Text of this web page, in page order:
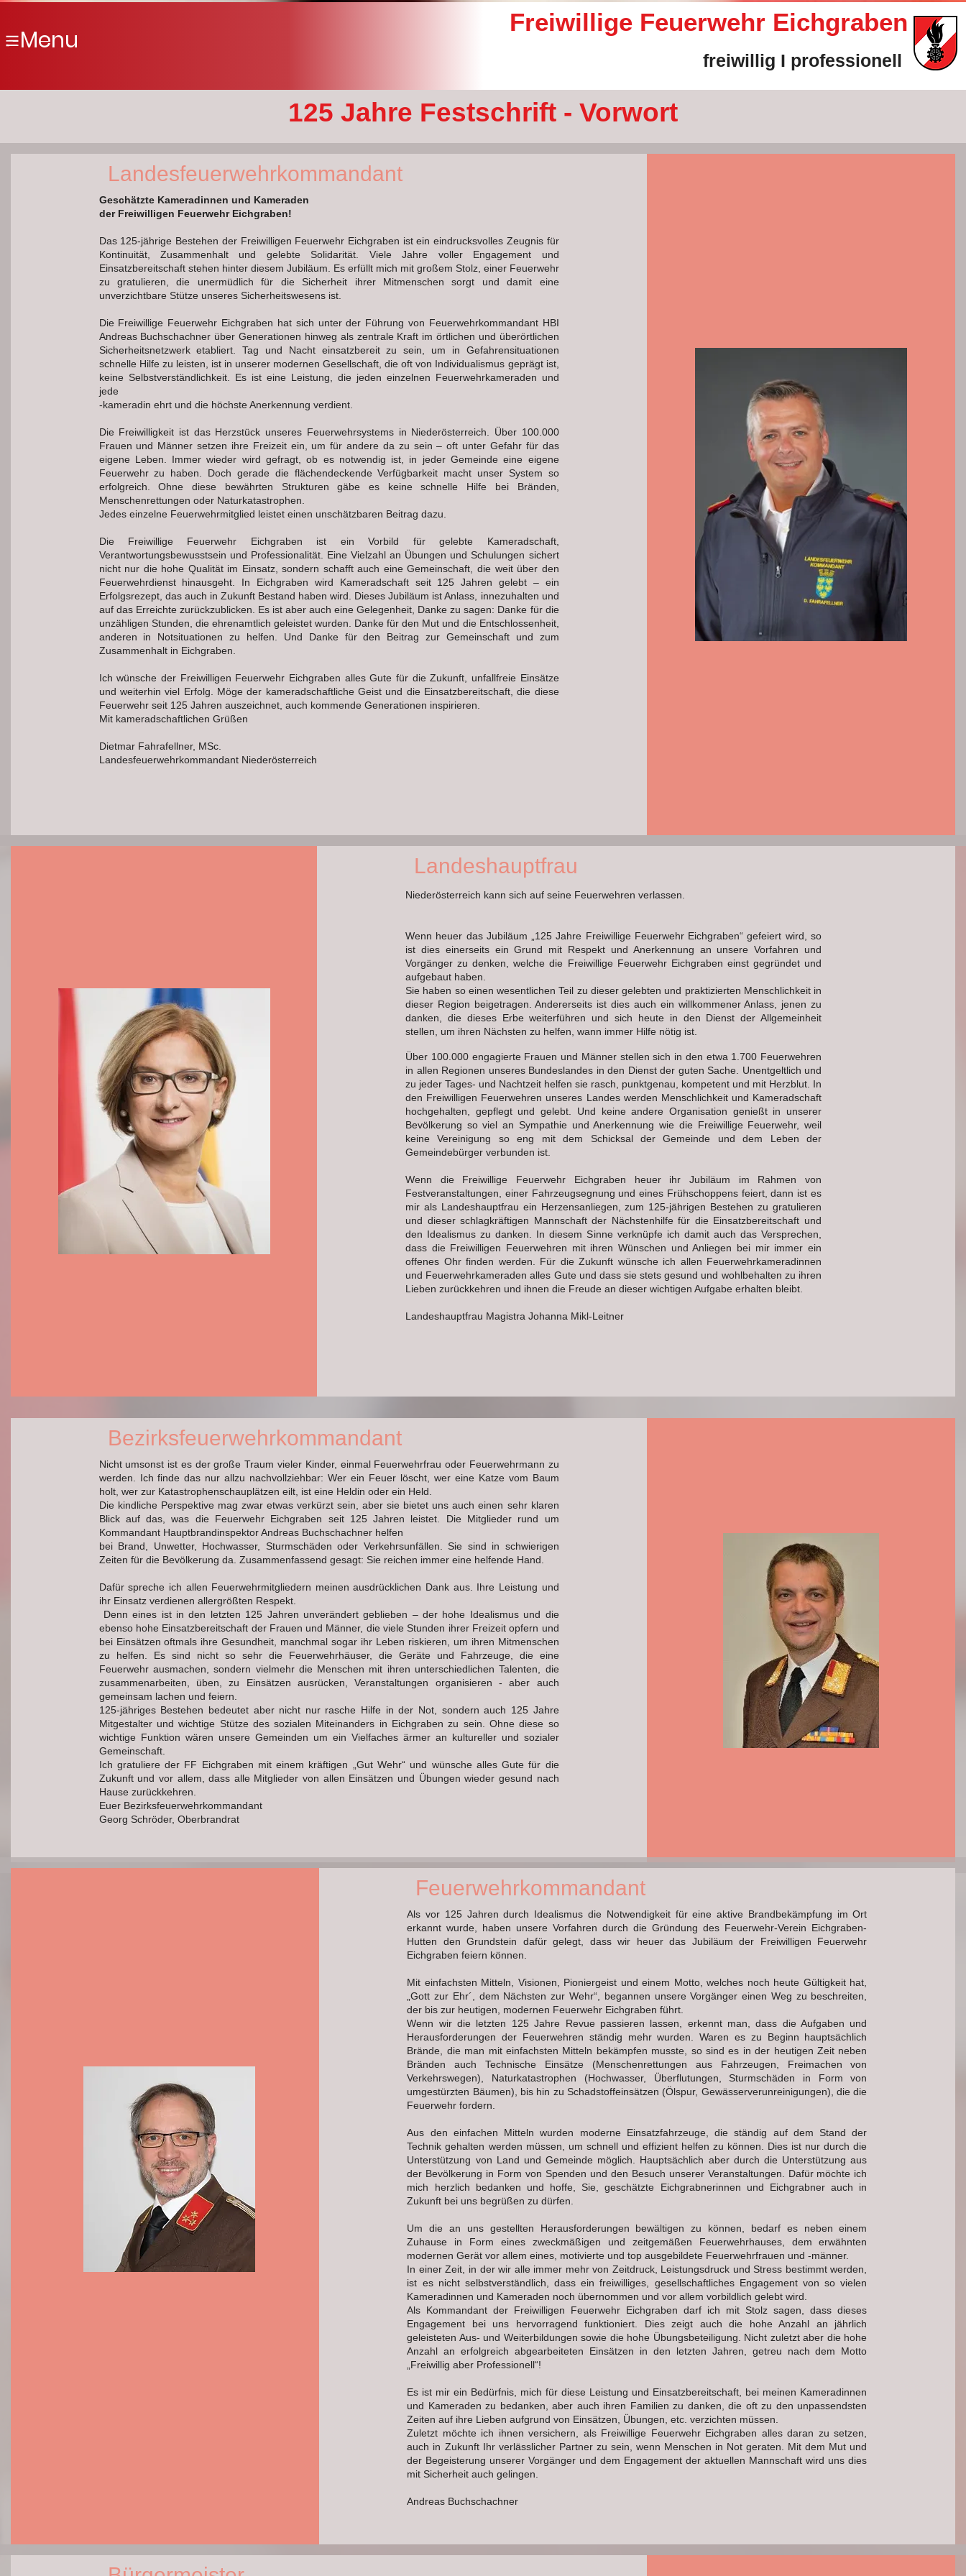
Menu
Freiwillige Feuerwehr Eichgraben
freiwillig I professionell
125 Jahre Festschrift - Vorwort
Landesfeuerwehrkommandant
Geschätzte Kameradinnen und Kameraden
der Freiwilligen Feuerwehr Eichgraben!
Das 125-jährige Bestehen der Freiwilligen Feuerwehr Eichgraben ist ein eindrucksvolles Zeugnis für
Kontinuität, Zusammenhalt und gelebte Solidarität. Viele Jahre voller Engagement und
Einsatzbereitschaft stehen hinter diesem Jubiläum. Es erfüllt mich mit großem Stolz, einer Feuerwehr
zu gratulieren, die unermüdlich für die Sicherheit ihrer Mitmenschen sorgt und damit eine
unverzichtbare Stütze unseres Sicherheitswesens ist.
Die Freiwillige Feuerwehr Eichgraben hat sich unter der Führung von Feuerwehrkommandant HBI
Andreas Buchschachner über Generationen hinweg als zentrale Kraft im örtlichen und überörtlichen
Sicherheitsnetzwerk etabliert. Tag und Nacht einsatzbereit zu sein, um in Gefahrensituationen
schnelle Hilfe zu leisten, ist in unserer modernen Gesellschaft, die oft von Individualismus geprägt ist,
keine Selbstverständlichkeit. Es ist eine Leistung, die jeden einzelnen Feuerwehrkameraden und
jede
-kameradin ehrt und die höchste Anerkennung verdient.
Die Freiwilligkeit ist das Herzstück unseres Feuerwehrsystems in Niederösterreich. Über 100.000
Frauen und Männer setzen ihre Freizeit ein, um für andere da zu sein – oft unter Gefahr für das
eigene Leben. Immer wieder wird gefragt, ob es notwendig ist, in jeder Gemeinde eine eigene
Feuerwehr zu haben. Doch gerade die flächendeckende Verfügbarkeit macht unser System so
erfolgreich. Ohne diese bewährten Strukturen gäbe es keine schnelle Hilfe bei Bränden,
Menschenrettungen oder Naturkatastrophen.
Jedes einzelne Feuerwehrmitglied leistet einen unschätzbaren Beitrag dazu.
Die Freiwillige Feuerwehr Eichgraben ist ein Vorbild für gelebte Kameradschaft,
Verantwortungsbewusstsein und Professionalität. Eine Vielzahl an Übungen und Schulungen sichert
nicht nur die hohe Qualität im Einsatz, sondern schafft auch eine Gemeinschaft, die weit über den
Feuerwehrdienst hinausgeht. In Eichgraben wird Kameradschaft seit 125 Jahren gelebt – ein
Erfolgsrezept, das auch in Zukunft Bestand haben wird. Dieses Jubiläum ist Anlass, innezuhalten und
auf das Erreichte zurückzublicken. Es ist aber auch eine Gelegenheit, Danke zu sagen: Danke für die
unzähligen Stunden, die ehrenamtlich geleistet wurden. Danke für den Mut und die Entschlossenheit,
anderen in Notsituationen zu helfen. Und Danke für den Beitrag zur Gemeinschaft und zum
Zusammenhalt in Eichgraben.
Ich wünsche der Freiwilligen Feuerwehr Eichgraben alles Gute für die Zukunft, unfallfreie Einsätze
und weiterhin viel Erfolg. Möge der kameradschaftliche Geist und die Einsatzbereitschaft, die diese
Feuerwehr seit 125 Jahren auszeichnet, auch kommende Generationen inspirieren.
Mit kameradschaftlichen Grüßen
Dietmar Fahrafellner, MSc.
Landesfeuerwehrkommandant Niederösterreich
Landeshauptfrau
Niederösterreich kann sich auf seine Feuerwehren verlassen.
Wenn heuer das Jubiläum „125 Jahre Freiwillige Feuerwehr Eichgraben“ gefeiert wird, so
ist dies einerseits ein Grund mit Respekt und Anerkennung an unsere Vorfahren und
Vorgänger zu denken, welche die Freiwillige Feuerwehr Eichgraben einst gegründet und
aufgebaut haben.
Sie haben so einen wesentlichen Teil zu dieser gelebten und praktizierten Menschlichkeit in
dieser Region beigetragen. Andererseits ist dies auch ein willkommener Anlass, jenen zu
danken, die dieses Erbe weiterführen und sich heute in den Dienst der Allgemeinheit
stellen, um ihren Nächsten zu helfen, wann immer Hilfe nötig ist.
Über 100.000 engagierte Frauen und Männer stellen sich in den etwa 1.700 Feuerwehren
in allen Regionen unseres Bundeslandes in den Dienst der guten Sache. Unentgeltlich und
zu jeder Tages- und Nachtzeit helfen sie rasch, punktgenau, kompetent und mit Herzblut. In
den Freiwilligen Feuerwehren unseres Landes werden Menschlichkeit und Kameradschaft
hochgehalten, gepflegt und gelebt. Und keine andere Organisation genießt in unserer
Bevölkerung so viel an Sympathie und Anerkennung wie die Freiwillige Feuerwehr, weil
keine Vereinigung so eng mit dem Schicksal der Gemeinde und dem Leben der
Gemeindebürger verbunden ist.
Wenn die Freiwillige Feuerwehr Eichgraben heuer ihr Jubiläum im Rahmen von
Festveranstaltungen, einer Fahrzeugsegnung und eines Frühschoppens feiert, dann ist es
mir als Landeshauptfrau ein Herzensanliegen, zum 125-jährigen Bestehen zu gratulieren
und dieser schlagkräftigen Mannschaft der Nächstenhilfe für die Einsatzbereitschaft und
den Idealismus zu danken. In diesem Sinne verknüpfe ich damit auch das Versprechen,
dass die Freiwilligen Feuerwehren mit ihren Wünschen und Anliegen bei mir immer ein
offenes Ohr finden werden. Für die Zukunft wünsche ich allen Feuerwehrkameradinnen
und Feuerwehrkameraden alles Gute und dass sie stets gesund und wohlbehalten zu ihren
Lieben zurückkehren und ihnen die Freude an dieser wichtigen Aufgabe erhalten bleibt.
Landeshauptfrau Magistra Johanna Mikl-Leitner
Bezirksfeuerwehrkommandant
Nicht umsonst ist es der große Traum vieler Kinder, einmal Feuerwehrfrau oder Feuerwehrmann zu
werden. Ich finde das nur allzu nachvollziehbar: Wer ein Feuer löscht, wer eine Katze vom Baum
holt, wer zur Katastrophenschauplätzen eilt, ist eine Heldin oder ein Held.
Die kindliche Perspektive mag zwar etwas verkürzt sein, aber sie bietet uns auch einen sehr klaren
Blick auf das, was die Feuerwehr Eichgraben seit 125 Jahren leistet. Die Mitglieder rund um
Kommandant Hauptbrandinspektor Andreas Buchschachner helfen
bei Brand, Unwetter, Hochwasser, Sturmschäden oder Verkehrsunfällen. Sie sind in schwierigen
Zeiten für die Bevölkerung da. Zusammenfassend gesagt: Sie reichen immer eine helfende Hand.
Dafür spreche ich allen Feuerwehrmitgliedern meinen ausdrücklichen Dank aus. Ihre Leistung und
ihr Einsatz verdienen allergrößten Respekt.
Denn eines ist in den letzten 125 Jahren unverändert geblieben – der hohe Idealismus und die
ebenso hohe Einsatzbereitschaft der Frauen und Männer, die viele Stunden ihrer Freizeit opfern und
bei Einsätzen oftmals ihre Gesundheit, manchmal sogar ihr Leben riskieren, um ihren Mitmenschen
zu helfen. Es sind nicht so sehr die Feuerwehrhäuser, die Geräte und Fahrzeuge, die eine
Feuerwehr ausmachen, sondern vielmehr die Menschen mit ihren unterschiedlichen Talenten, die
zusammenarbeiten, üben, zu Einsätzen ausrücken, Veranstaltungen organisieren - aber auch
gemeinsam lachen und feiern.
125-jähriges Bestehen bedeutet aber nicht nur rasche Hilfe in der Not, sondern auch 125 Jahre
Mitgestalter und wichtige Stütze des sozialen Miteinanders in Eichgraben zu sein. Ohne diese so
wichtige Funktion wären unsere Gemeinden um ein Vielfaches ärmer an kultureller und sozialer
Gemeinschaft.
Ich gratuliere der FF Eichgraben mit einem kräftigen „Gut Wehr“ und wünsche alles Gute für die
Zukunft und vor allem, dass alle Mitglieder von allen Einsätzen und Übungen wieder gesund nach
Hause zurückkehren.
Euer Bezirksfeuerwehrkommandant
Georg Schröder, Oberbrandrat
Feuerwehrkommandant
Als vor 125 Jahren durch Idealismus die Notwendigkeit für eine aktive Brandbekämpfung im Ort
erkannt wurde, haben unsere Vorfahren durch die Gründung des Feuerwehr-Verein Eichgraben-
Hutten den Grundstein dafür gelegt, dass wir heuer das Jubiläum der Freiwilligen Feuerwehr
Eichgraben feiern können.
Mit einfachsten Mitteln, Visionen, Pioniergeist und einem Motto, welches noch heute Gültigkeit hat,
„Gott zur Ehr´, dem Nächsten zur Wehr“, begannen unsere Vorgänger einen Weg zu beschreiten,
der bis zur heutigen, modernen Feuerwehr Eichgraben führt.
Wenn wir die letzten 125 Jahre Revue passieren lassen, erkennt man, dass die Aufgaben und
Herausforderungen der Feuerwehren ständig mehr wurden. Waren es zu Beginn hauptsächlich
Brände, die man mit einfachsten Mitteln bekämpfen musste, so sind es in der heutigen Zeit neben
Bränden auch Technische Einsätze (Menschenrettungen aus Fahrzeugen, Freimachen von
Verkehrswegen), Naturkatastrophen (Hochwasser, Überflutungen, Sturmschäden in Form von
umgestürzten Bäumen), bis hin zu Schadstoffeinsätzen (Ölspur, Gewässerverunreinigungen), die die
Feuerwehr fordern.
Aus den einfachen Mitteln wurden moderne Einsatzfahrzeuge, die ständig auf dem Stand der
Technik gehalten werden müssen, um schnell und effizient helfen zu können. Dies ist nur durch die
Unterstützung von Land und Gemeinde möglich. Hauptsächlich aber durch die Unterstützung aus
der Bevölkerung in Form von Spenden und den Besuch unserer Veranstaltungen. Dafür möchte ich
mich herzlich bedanken und hoffe, Sie, geschätzte Eichgrabnerinnen und Eichgrabner auch in
Zukunft bei uns begrüßen zu dürfen.
Um die an uns gestellten Herausforderungen bewältigen zu können, bedarf es neben einem
Zuhause in Form eines zweckmäßigen und zeitgemäßen Feuerwehrhauses, dem erwähnten
modernen Gerät vor allem eines, motivierte und top ausgebildete Feuerwehrfrauen und -männer.
In einer Zeit, in der wir alle immer mehr von Zeitdruck, Leistungsdruck und Stress bestimmt werden,
ist es nicht selbstverständlich, dass ein freiwilliges, gesellschaftliches Engagement von so vielen
Kameradinnen und Kameraden noch übernommen und vor allem vorbildlich gelebt wird.
Als Kommandant der Freiwilligen Feuerwehr Eichgraben darf ich mit Stolz sagen, dass dieses
Engagement bei uns hervorragend funktioniert. Dies zeigt auch die hohe Anzahl an jährlich
geleisteten Aus- und Weiterbildungen sowie die hohe Übungsbeteiligung. Nicht zuletzt aber die hohe
Anzahl an erfolgreich abgearbeiteten Einsätzen in den letzten Jahren, getreu nach dem Motto
„Freiwillig aber Professionell“!
Es ist mir ein Bedürfnis, mich für diese Leistung und Einsatzbereitschaft, bei meinen Kameradinnen
und Kameraden zu bedanken, aber auch ihren Familien zu danken, die oft zu den unpassendsten
Zeiten auf ihre Lieben aufgrund von Einsätzen, Übungen, etc. verzichten müssen.
Zuletzt möchte ich ihnen versichern, als Freiwillige Feuerwehr Eichgraben alles daran zu setzen,
auch in Zukunft Ihr verlässlicher Partner zu sein, wenn Menschen in Not geraten. Mit dem Mut und
der Begeisterung unserer Vorgänger und dem Engagement der aktuellen Mannschaft wird uns dies
mit Sicherheit auch gelingen.
Andreas Buchschachner